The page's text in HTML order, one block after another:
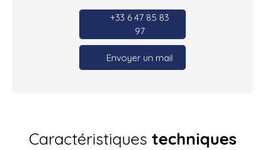
+33 6 47 85 83
97
Envoyer un mail
Caractéristiques techniques